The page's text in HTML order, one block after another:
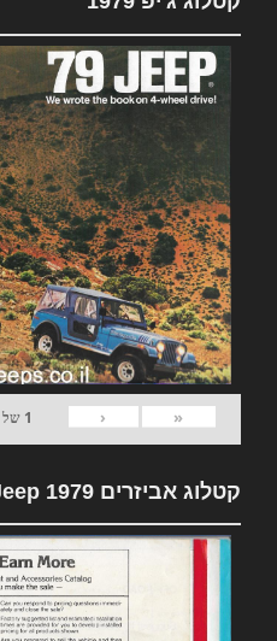
«
‹
1 של
קטלוג אביזרים 1979 Jeep